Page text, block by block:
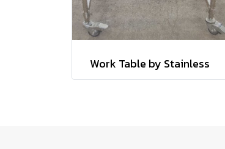
Work Table by Stainless